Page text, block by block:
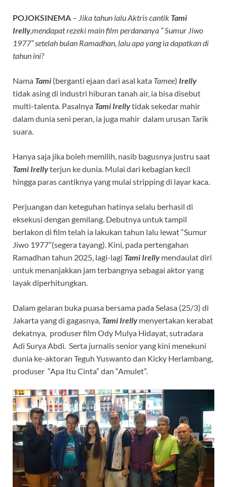
POJOKSINEMA – Jika tahun lalu Aktris cantik Tami
Irelly,mendapat rezeki main film perdananya “ Sumur Jiwo
1977” setelah bulan Ramadhan, lalu apa yang ia dapatkan di
tahun ini?
Nama Tami (berganti ejaan dari asal kata Tamee) Irelly
tidak asing di industri hiburan tanah air, ia bisa disebut
multi-talenta. Pasalnya Tami Irellytidak sekedar mahir
dalam dunia seni peran, ia juga mahir dalam urusan Tarik
suara.
Hanya saja jika boleh memilih, nasib bagusnya justru saat
Tami Irellyterjun ke dunia. Mulai dari kebagian kecil
hingga paras cantiknya yang mulai stripping di layar kaca.
Perjuangan dan keteguhan hatinya selalu berhasil di
eksekusi dengan gemilang. Debutnya untuk tampil
berlakon di film telah ia lakukan tahun lalu lewat “Sumur
Jiwo 1977”(segera tayang). Kini, pada pertengahan
Ramadhan tahun 2025, lagi-lagi Tami Irellymendaulat diri
untuk menanjakkan jam terbangnya sebagai aktor yang
layak diperhitungkan.
Dalam gelaran buka puasa bersama pada Selasa (25/3) di
Jakarta yang di gagasnya, Tami Irellymenyertakan kerabat
dekatnya, produser film Ody Mulya Hidayat, sutradara
Adi Surya Abdi. Serta jurnalis senior yang kini menekuni
dunia ke-aktoran Teguh Yuswanto dan Kicky Herlambang,
produser “Apa Itu Cinta” dan “Amulet”.